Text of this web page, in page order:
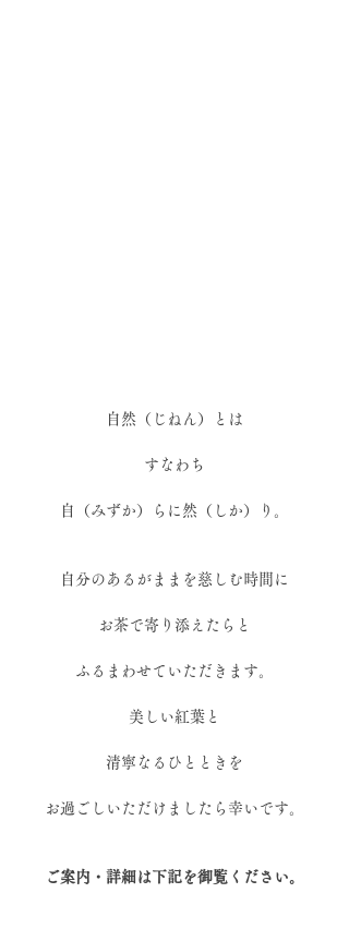
自然（じねん）とは
すなわち
自（みずか）らに然（しか）り。
自分のあるがままを慈しむ時間に
お茶で寄り添えたらと
ふるまわせていただきます。
美しい紅葉と
清寧なるひとときを
お過ごしいただけましたら幸いです。
ご案内・詳細は下記を御覧ください。